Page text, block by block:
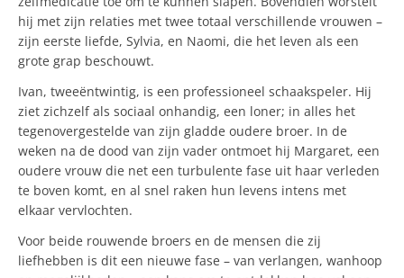
hij met zijn relaties met twee totaal verschillende vrouwen –
zijn eerste liefde, Sylvia, en Naomi, die het leven als een
grote grap beschouwt.
Ivan, tweeëntwintig, is een professioneel schaakspeler. Hij
ziet zichzelf als sociaal onhandig, een loner; in alles het
tegenovergestelde van zijn gladde oudere broer. In de
weken na de dood van zijn vader ontmoet hij Margaret, een
oudere vrouw die net een turbulente fase uit haar verleden
te boven komt, en al snel raken hun levens intens met
elkaar vervlochten.
Voor beide rouwende broers en de mensen die zij
liefhebben is dit een nieuwe fase – van verlangen, wanhoop